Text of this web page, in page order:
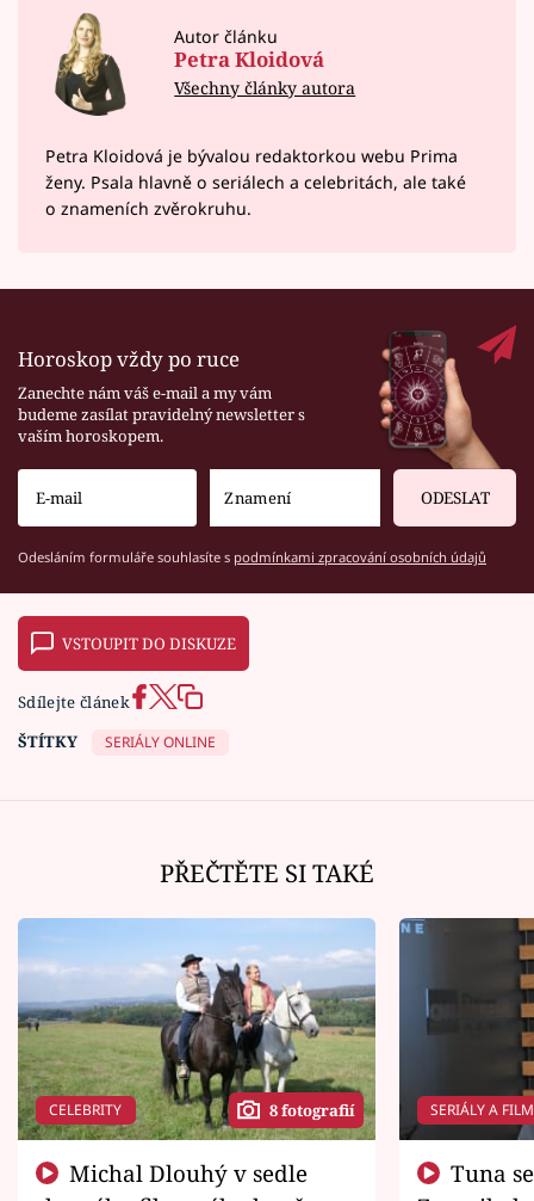
Autor článku
Petra Kloidová
Všechny články autora
Petra Kloidová je bývalou redaktorkou webu Prima
ženy. Psala hlavně o seriálech a celebritách, ale také
o znameních zvěrokruhu.
Horoskop vždy po ruce
Zanechte nám váš e-mail a my vám
budeme zasílat pravidelný newsletter s
vaším horoskopem.
ODESLAT
Odesláním formuláře souhlasíte s podmínkami zpracování osobních údajů
VSTOUPIT DO DISKUZE
Sdílejte článek
ŠTÍTKY
SERIÁLY ONLINE
PŘEČTĚTE SI TAKÉ
CELEBRITY 8 fotografií SERIÁLY A